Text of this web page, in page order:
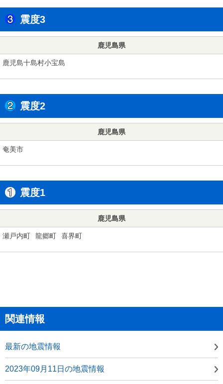
震度3
鹿児島県
鹿児島十島村小宝島
震度2
鹿児島県
奄美市
震度1
鹿児島県
瀬戸内町 龍郷町 喜界町
関連情報
最新の地震情報
2023年09月11日の地震情報